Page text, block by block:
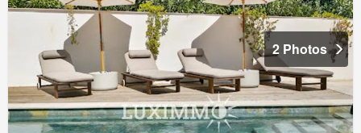
2 Photos